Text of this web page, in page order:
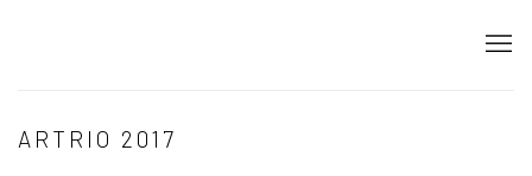
ARTRIO 2017